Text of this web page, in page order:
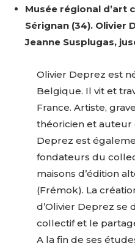
Nom
Musée régional d’art
Sérignan (34). Olivier
Jeanne Susplugas,
Olivier Deprez est
Belgique. Il vit et
France. Artiste,
théoricien et auteur
Deprez est
fondateurs du
maisons d’édition
(Frémok). La
d’Olivier Deprez se
collectif et le
A la fin de ses